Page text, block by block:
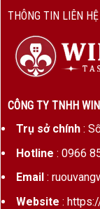
THÔNG TIN LIÊN HỆ
CÔNG TY TNHH
Trụ sở chính:
Hotline : 0966
Email :
Website :